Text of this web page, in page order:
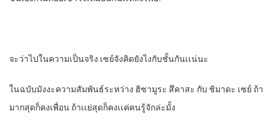
จะว่าไปในความเป็นจริง​ เซย์จังคิดยังไงกับชั้นกันเเน่นะ
ในฉบับมังงะความสัมพันธ์ระหว่าง​ ฮิซามูระ​ สึคาสะ​ กับ​ ชิมาดะ​ เซย์​ ถ้า
มากสุดก็คงเพื่อน​ ถ้าเเย่สุดก็คงเเค่คนรู้จัก​ล่ะมั้ง